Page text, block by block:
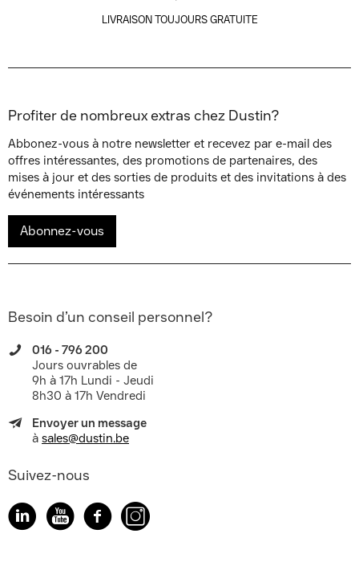
LIVRAISON TOUJOURS GRATUITE
Profiter de nombreux extras chez Dustin?
Abbonez-vous à notre newsletter et recevez par e-mail des
offres intéressantes, des promotions de partenaires, des
mises à jour et des sorties de produits et des invitations à des
événements intéressants
Abonnez-vous
Besoin d’un conseil personnel?
016 - 796 200
Jours ouvrables de
9h à 17h Lundi - Jeudi
8h30 à 17h Vendredi
Envoyer un message
à sales@dustin.be
Suivez-nous